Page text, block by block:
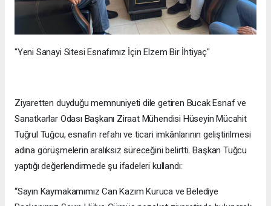
"Yeni Sanayi Sitesi Esnafımız İçin Elzem Bir İhtiyaç"
Ziyaretten duyduğu memnuniyeti dile getiren Bucak Esnaf ve
Sanatkarlar Odası Başkanı Ziraat Mühendisi Hüseyin Mücahit
Tuğrul Tuğcu, esnafın refahı ve ticari imkânlarının geliştirilmesi
adına görüşmelerin aralıksız süreceğini belirtti. Başkan Tuğcu
yaptığı değerlendirmede şu ifadeleri kullandı:
“Sayın Kaymakamımız Can Kazım Kuruca ve Belediye